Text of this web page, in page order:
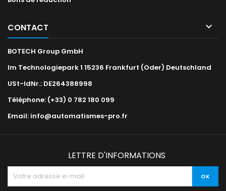
CONTACT 
BOTECH Group GmbH
Im Technologiepark 1 15236 Frankfurt (Oder) Deutschland
USt-IdNr.: DE264388998
Téléphone: (+33) 0 782 180 099
Email: info@automatismes-pro.fr
LETTRE D'INFORMATIONS